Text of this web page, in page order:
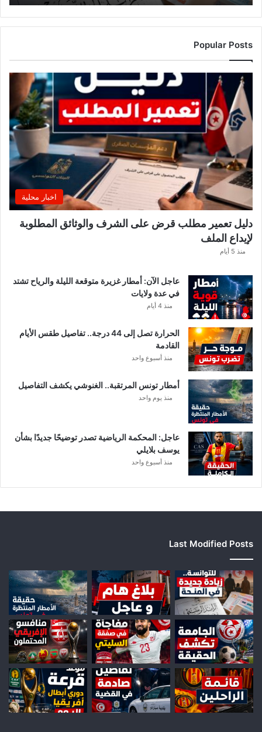
Popular Posts
اخبار محلية
دليل تعمير مطلب قرض على الشرف والوثائق المطلوبة
لإيداع الملف
منذ 5 أيام
عاجل الآن: أمطار غزيرة متوقعة الليلة والرياح تشتد
في عدة ولايات
منذ 4 أيام
الحرارة تصل إلى 44 درجة.. تفاصيل طقس الأيام
القادمة
منذ أسبوع واحد
أمطار تونس المرتقبة.. الغنوشي يكشف التفاصيل
منذ يوم واحد
عاجل: المحكمة الرياضية تصدر توضيحًا جديدًا بشأن
يوسف بلايلي
منذ أسبوع واحد
Last Modified Posts